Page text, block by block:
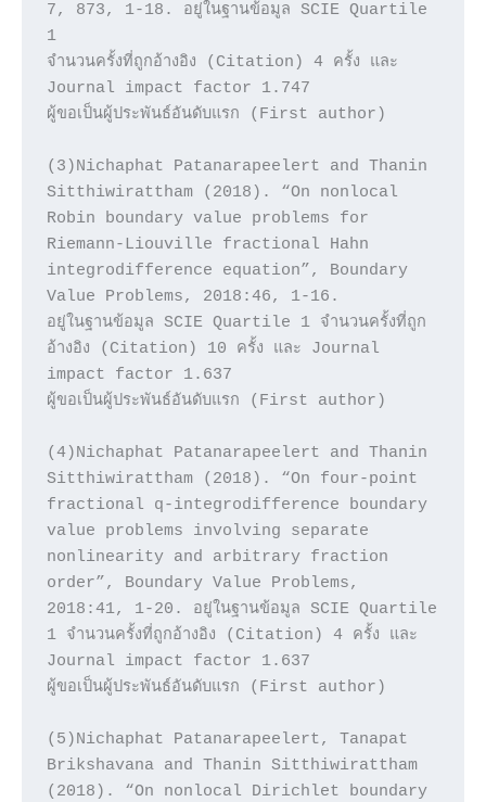
7, 873, 1-18. อยู่ในฐานข้อมูล SCIE Quartile
1
จำนวนครั้งที่ถูกอ้างอิง (Citation) 4 ครั้ง และ
Journal impact factor 1.747
ผู้ขอเป็นผู้ประพันธ์อันดับแรก (First author)
(3)Nichaphat Patanarapeelert and Thanin
Sitthiwirattham (2018). “On nonlocal
Robin boundary value problems for
Riemann-Liouville fractional Hahn
integrodifference equation”, Boundary
Value Problems, 2018:46, 1-16.
อยู่ในฐานข้อมูล SCIE Quartile 1 จำนวนครั้งที่ถูก
อ้างอิง (Citation) 10 ครั้ง และ Journal
impact factor 1.637
ผู้ขอเป็นผู้ประพันธ์อันดับแรก (First author)
(4)Nichaphat Patanarapeelert and Thanin
Sitthiwirattham (2018). “On four-point
fractional q-integrodifference boundary
value problems involving separate
nonlinearity and arbitrary fraction
order”, Boundary Value Problems,
2018:41, 1-20. อยู่ในฐานข้อมูล SCIE Quartile
1 จำนวนครั้งที่ถูกอ้างอิง (Citation) 4 ครั้ง และ
Journal impact factor 1.637
ผู้ขอเป็นผู้ประพันธ์อันดับแรก (First author)
(5)Nichaphat Patanarapeelert, Tanapat
Brikshavana and Thanin Sitthiwirattham
(2018). “On nonlocal Dirichlet boundary